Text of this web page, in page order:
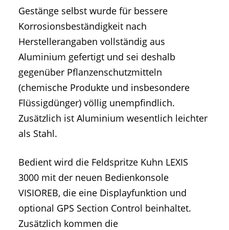
Gestänge selbst wurde für bessere
Korrosionsbeständigkeit nach
Herstellerangaben vollständig aus
Aluminium gefertigt und sei deshalb
gegenüber Pflanzenschutzmitteln
(chemische Produkte und insbesondere
Flüssigdünger) völlig unempfindlich.
Zusätzlich ist Aluminium wesentlich leichter
als Stahl.
Bedient wird die Feldspritze Kuhn LEXIS
3000 mit der neuen Bedienkonsole
VISIOREB, die eine Displayfunktion und
optional GPS Section Control beinhaltet.
Zusätzlich kommen die